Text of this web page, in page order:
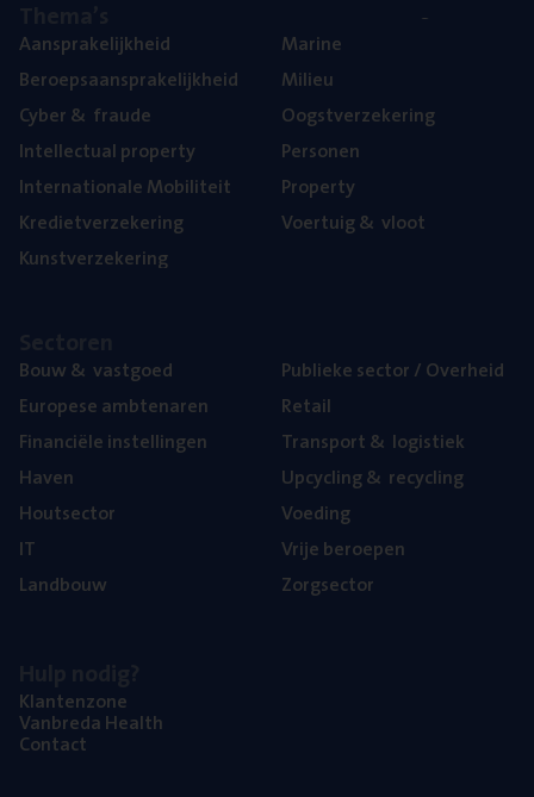
Aan­spra­ke­lijk­heid
Beroeps­aan­spra­ke­lijk­heid
Cyber& fraude
Intel­lec­tu­al property
Inter­na­ti­o­na­le Mobiliteit
Kre­diet­ver­ze­ke­ring
Kunst­ver­ze­ke­ring
Mari­ne
Mili­eu
Oogst­ver­ze­ke­ring
Per­so­nen
Pro­per­ty
Voer­tuig& vloot
Bouw& vastgoed
Euro­pe­se ambtenaren
Finan­ci­ë­le instellingen
Haven
Hout­sec­tor
IT
Land­bouw
Publie­ke sec­tor / Overheid
Retail
Trans­port& logistiek
Upcy­cling& recycling
Voe­ding
Vrije beroe­pen
Zorg­sec­tor
Klan­ten­zo­ne
Van­b­re­da Health
Con­tact